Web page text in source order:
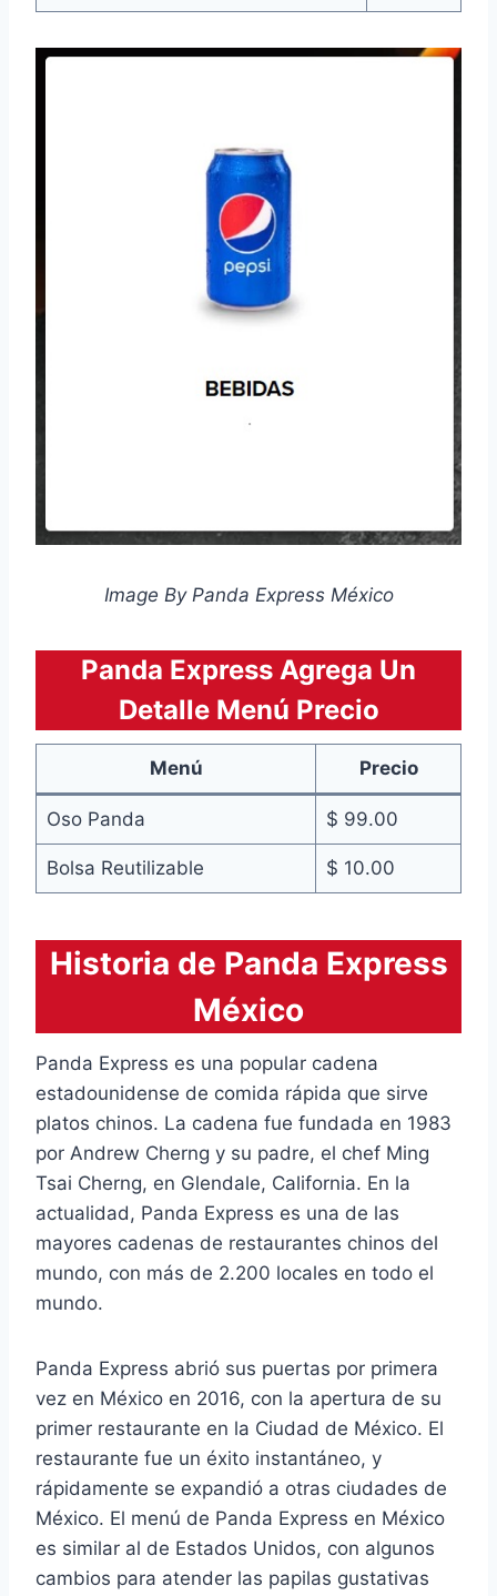
Image By Panda Express México
Panda Express Agrega Un
Detalle Menú Precio
Menú Precio
Oso Panda $ 99.00
Bolsa Reutilizable $ 10.00
Historia de Panda Express
México
Panda Express es una popular cadena
estadounidense de comida rápida que sirve
platos chinos. La cadena fue fundada en 1983
por Andrew Cherng y su padre, el chef Ming
Tsai Cherng, en Glendale, California. En la
actualidad, Panda Express es una de las
mayores cadenas de restaurantes chinos del
mundo, con más de 2.200 locales en todo el
mundo.
Panda Express abrió sus puertas por primera
vez en México en 2016, con la apertura de su
primer restaurante en la Ciudad de México. El
restaurante fue un éxito instantáneo, y
rápidamente se expandió a otras ciudades de
México. El menú de Panda Express en México
es similar al de Estados Unidos, con algunos
cambios para atender las papilas gustativas